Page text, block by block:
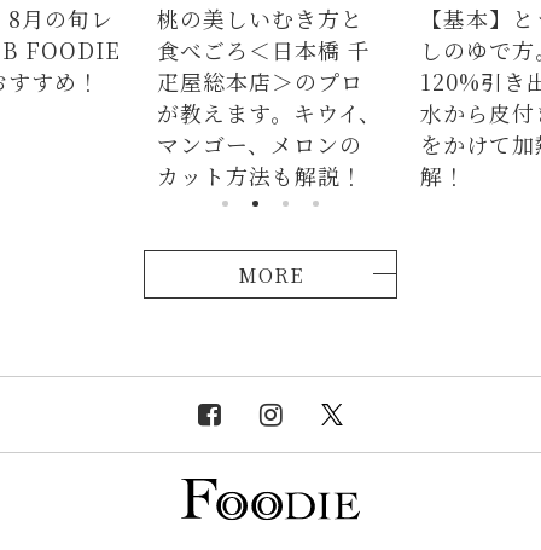
むき方と
日本橋 千
＞のプロ
【基本】とうもろこ
しのゆで方。甘さを
120%引き出すには、
水から皮付き＆時間
をかけて加熱が正
解！
【簡単】
の人気
ラダはタ
麺、よだ
つかな
説！
MORE